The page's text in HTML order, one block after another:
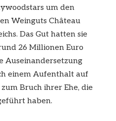
um den
Weinguts Château
Das Gut hatten sie
26 Millionen Euro
Auseinandersetzung
einem Aufenthalt auf
Bruch ihrer Ehe, die
haben.